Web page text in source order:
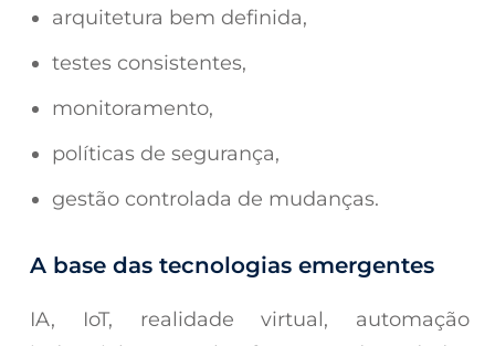
arquitetura bem definida,
testes consistentes,
monitoramento,
políticas de segurança,
gestão controlada de mudanças.
A base das tecnologias emergentes
IA, IoT, realidade virtual, automação